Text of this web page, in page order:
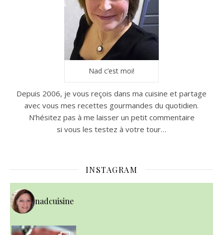
Nad c’est moi!
Depuis 2006, je vous reçois dans ma cuisine et partage
avec vous mes recettes gourmandes du quotidien.
N’hésitez pas à me laisser un petit commentaire
si vous les testez à votre tour…
INSTAGRAM
nadcuisine
~ NICE CREAM À LA FRAISE ~